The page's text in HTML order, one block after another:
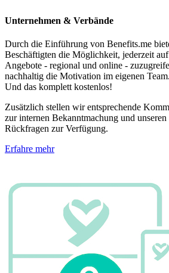
Unternehmen & Verbände
Durch die Einführung von Benefits.me
Beschäftigten die Möglichkeit, jederzeit
Angebote - regional und online -
nachhaltig die Motivation im eigenen Team.
Und das komplett kostenlos!
Zusätzlich stellen wir entsprechende
zur internen Bekanntmachung und
Rückfragen zur Verfügung.
Erfahre mehr